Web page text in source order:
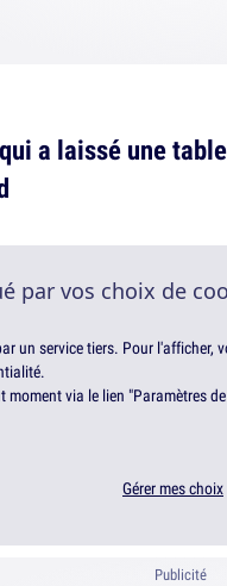
a laissé une
par vos choix de
un service tiers. Pour l'afficher,
moment via le lien "Paramètres
Gérer mes choix
Publicité